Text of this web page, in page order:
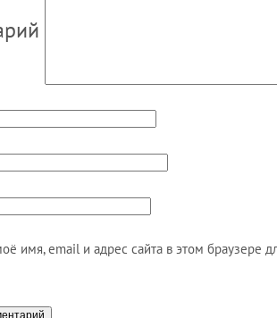
имя, email и адрес сайта в этом браузере